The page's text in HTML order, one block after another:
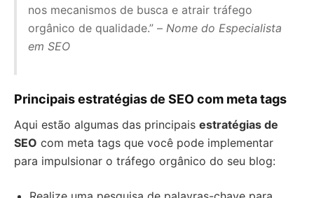
nos mecanismos de busca e atrair tráfego
orgânico de qualidade.” – Nome do Especialista
em SEO
Principais estratégias de SEO com meta tags
Aqui estão algumas das principais estratégias de
SEO com meta tags que você pode implementar
para impulsionar o tráfego orgânico do seu blog: